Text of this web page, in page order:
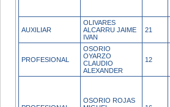
AUXILIAR
OLIVARES
ALCARRU JAIME
IVAN
21
PROFESIONAL
OSORIO
OYARZO
CLAUDIO
ALEXANDER
12
OSORIO ROJAS